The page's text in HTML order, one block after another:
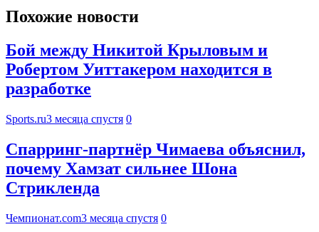
Похожие новости
Бой между Никитой Крыловым и
Робертом Уиттакером находится в
разработке
Sports.ru3 месяца спустя 0
Спарринг-партнёр Чимаева объяснил,
почему Хамзат сильнее Шона
Стрикленда
Чемпионат.com3 месяца спустя 0